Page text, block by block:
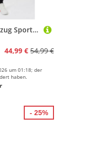
Champion Jogginganzug Sport inspired Hooded Full Zip sweatsuit (2-tlg), für Kinder, mit Kapuze, zweiteiliges Set, aus Baumwolle und Polyester
44,99 € 54,99 €
um 01:18; der
haben.
- 25%